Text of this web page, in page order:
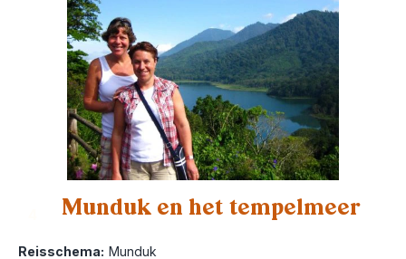
Munduk en het tempelmeer
Reisschema: Munduk